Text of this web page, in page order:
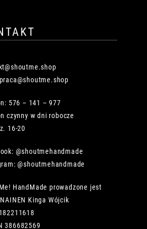
576 – 141 – 977
czynny w dni robocze
16-20
@shoutmehandmade
@shoutmehandmade
HandMade prowadzone jest
Kinga Wójcik
386682569